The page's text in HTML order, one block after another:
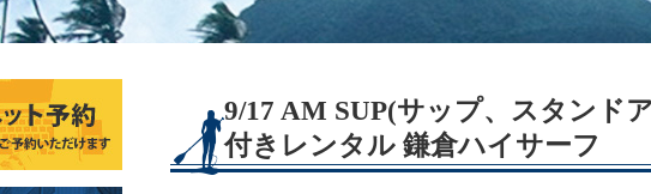
9/17 AM SUP(サップ、スタンド
付きレンタル 鎌倉ハイサーフ